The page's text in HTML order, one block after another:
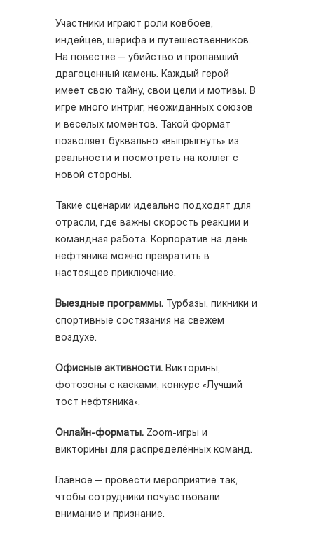
Участники играют роли ковбоев,
индейцев, шерифа и путешественников.
На повестке — убийство и пропавший
драгоценный камень. Каждый герой
имеет свою тайну, свои цели и мотивы. В
игре много интриг, неожиданных союзов
и веселых моментов. Такой формат
позволяет буквально «выпрыгнуть» из
реальности и посмотреть на коллег с
новой стороны.
Такие сценарии идеально подходят для
отрасли, где важны скорость реакции и
командная работа. Корпоратив на день
нефтяника можно превратить в
настоящее приключение.
Выездные программы. Турбазы, пикники и
спортивные состязания на свежем
воздухе.
Офисные активности. Викторины,
фотозоны с касками, конкурс «Лучший
тост нефтяника».
Онлайн-форматы. Zoom-игры и
викторины для распределённых команд.
Главное — провести мероприятие так,
чтобы сотрудники почувствовали
внимание и признание.